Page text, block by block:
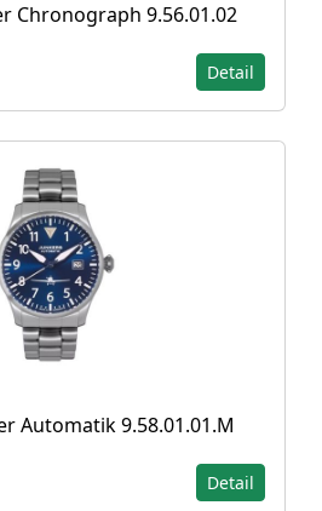
Chronograph 9.56.01.02
Detail
Automatik 9.58.01.01.M
Detail